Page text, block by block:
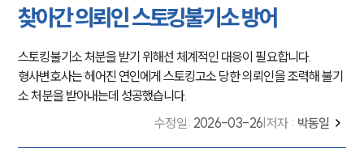
찾아간 의뢰인 스토킹불기소 방어
스토킹불기소 처분을 받기 위해선 체계적인 대응이 필요합니다.
형사변호사는 헤어진 연인에게 스토킹고소 당한 의뢰인을 조력해 불기
소 처분을 받아내는데 성공했습니다.
수정일: 2026-03-26 저자 : 박동일